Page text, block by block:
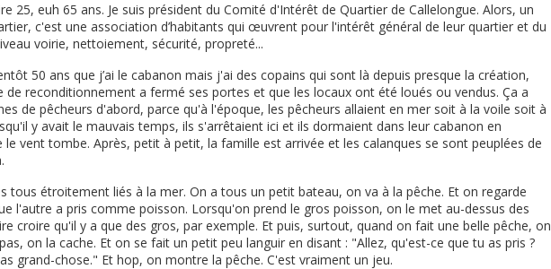
25, euh 65 ans. Je suis président du Comité d'Intérêt de Quartier de Callelongue. Alors, un
c'est une association d’habitants qui œuvrent pour l'intérêt général de leur quartier et du
voirie, nettoiement, sécurité, propreté...
50 ans que j’ai le cabanon mais j'ai des copains qui sont là depuis presque la création,
de reconditionnement a fermé ses portes et que les locaux ont été loués ou vendus. Ça a
de pêcheurs d'abord, parce qu'à l'époque, les pêcheurs allaient en mer soit à la voile soit à
y avait le mauvais temps, ils s'arrêtaient ici et ils dormaient dans leur cabanon en
le vent tombe. Après, petit à petit, la famille est arrivée et les calanques se sont peuplées de
tous étroitement liés à la mer. On a tous un petit bateau, on va à la pêche. Et on regarde
l'autre a pris comme poisson. Lorsqu'on prend le gros poisson, on le met au-dessus des
croire qu'il y a que des gros, par exemple. Et puis, surtout, quand on fait une belle pêche, on
on la cache. Et on se fait un petit peu languir en disant : "Allez, qu'est-ce que tu as pris ?
grand-chose." Et hop, on montre la pêche. C'est vraiment un jeu.